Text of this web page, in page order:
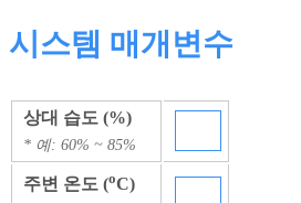
시스템 매개변수
상대 습도 (%)
* 예: 60% ~ 85%
주변 온도 (oC)